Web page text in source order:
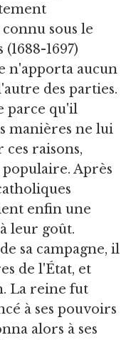
sous le
1697)
n'apporta aucun
des parties.
parce qu'il
manières ne lui
raisons,
Après
enfin une
leur goût.
sa campagne, il
de l'État, et
La reine fut
à ses pouvoirs
alors à ses